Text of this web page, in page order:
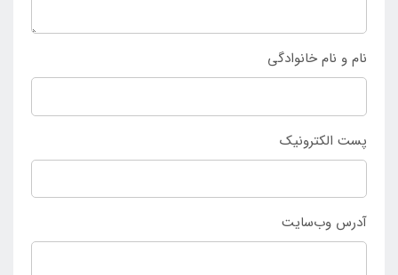
نام و نام خانوادگی
پست الکترونیک
آدرس وب‌سایت